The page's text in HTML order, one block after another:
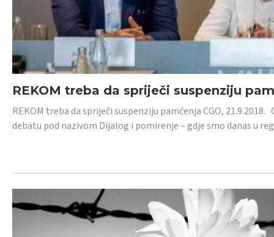
REKOM treba da spriječi suspenziju
REKOM treba da spriječi suspenziju pamćenja CGO,
debatu pod nazivom Dijalog i pomirenje – gdje smo danas u